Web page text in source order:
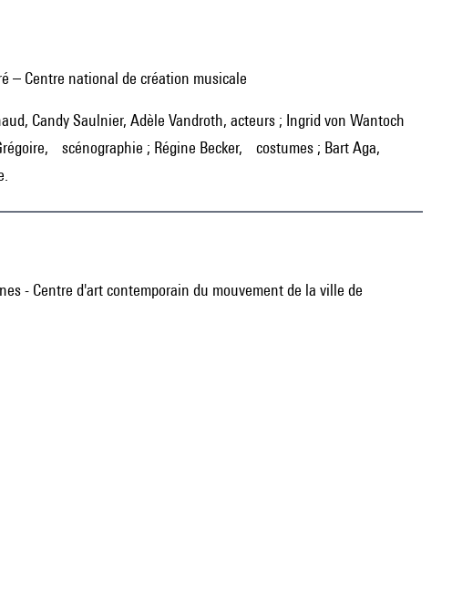
– Centre national de création musicale
scénographie ; Régine Becker, costumes ; Bart Aga,